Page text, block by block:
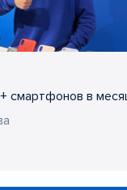
смартфонов в